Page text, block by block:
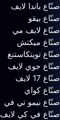
صنّاع باندا لايف
صنّاع بيقو
صنّاع لايف مي
صنّاع ميكتش
صنّاع تويتكاستنغ
صنّاع جوي لايف
صنّاع 17 لايف
صنّاع كواي
صنّاع نيمو تي في
صنّاع في كي لايف